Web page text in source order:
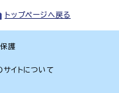
トップページへ戻る
護
サイトについて